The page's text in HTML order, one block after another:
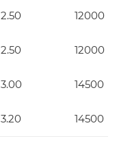
2.50 12000
2.50 12000
3.00 14500
3.20 14500